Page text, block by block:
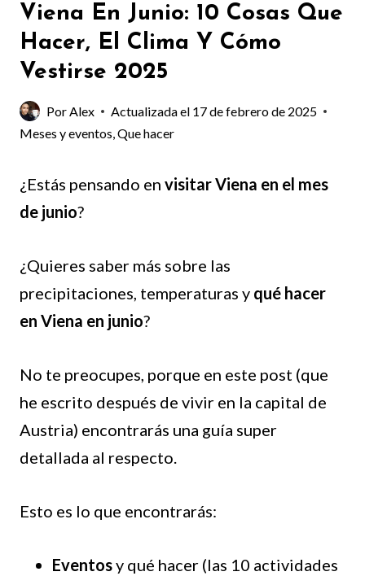
Viena En Junio: 10 Cosas Que
Hacer, El Clima Y Cómo
Vestirse 2025
PorAlex Actualizada el 17 de febrero de 2025
Meses y eventos,Que hacer
¿Estás pensando en visitar Viena en el mes
de junio?
¿Quieres saber más sobre las
precipitaciones, temperaturas y qué hacer
en Viena en junio?
No te preocupes, porque en este post (que
he escrito después de vivir en la capital de
Austria) encontrarás una guía super
detallada al respecto.
Esto es lo que encontrarás:
Eventosy qué hacer (las 10 actividades